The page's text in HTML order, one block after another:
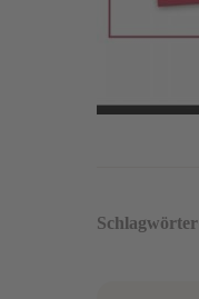
Schlagwörter